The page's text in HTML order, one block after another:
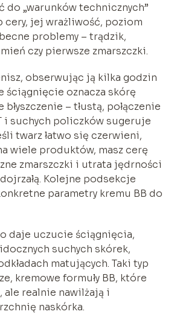
do „warunków technicznych”
cery, jej wrażliwość, poziom
problemy – trądzik,
czy pierwsze zmarszczki.
obserwując ją kilka godzin
ściągnięcie oznacza skórę
– tłustą, połączenie
i suchych policzków sugeruje
twarz łatwo się czerwieni,
wiele produktów, masz cerę
zmarszczki i utrata jędrności
Kolejne podsekcje
parametry kremu BB do
daje uczucie ściągnięcia,
suchych skórek,
matujących. Taki typ
kremowe formuły BB, które
realnie nawilżają i
naskórka.